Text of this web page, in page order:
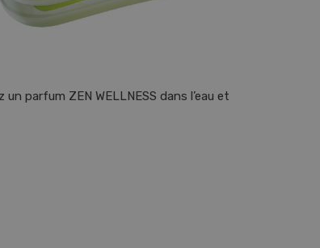
parfum ZEN WELLNESS dans l’eau et